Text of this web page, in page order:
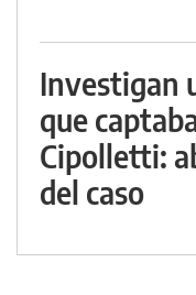
Investigan
que
Cipolletti:
del caso